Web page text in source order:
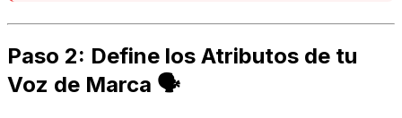
Paso 2: Define los Atributos de tu
Voz de Marca 🗣️